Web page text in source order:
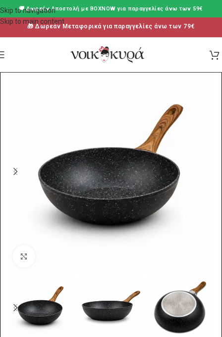
Skip to navigation
Skip to main content
🚚 Δωρεάν Aποστολή με BOXNOW για παραγγελίες άνω των 59€
🎁 Δωρεάν Μεταφορικά για παραγγελίες άνω των 79€